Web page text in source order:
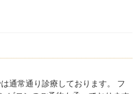
通常通り診療しております。 フ